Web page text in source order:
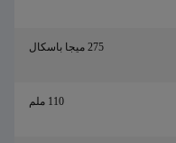
275 ميجا باسكال
110 ملم